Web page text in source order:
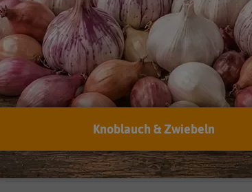
Gewone Snij - Pikant-aromatisch
Mindesthaltbarkeitsdatum (MHD) überschritten oder
fast erreicht:
Kann man abgelaufenes Saatgut trotzdem noch
verwenden?
Quedlinburger Saatgut
EAN:
4014352190902
Knoblauch & Zwiebeln